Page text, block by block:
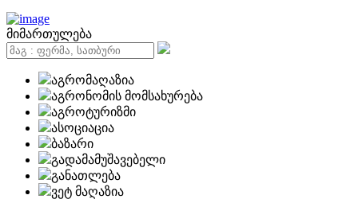
მიმართულება
აგრომაღაზია
აგრონომის მომსახურება
აგროტურიზმი
ასოციაცია
ბაზარი
გადამამუშავებელი
განათლება
ვეტ მაღაზია